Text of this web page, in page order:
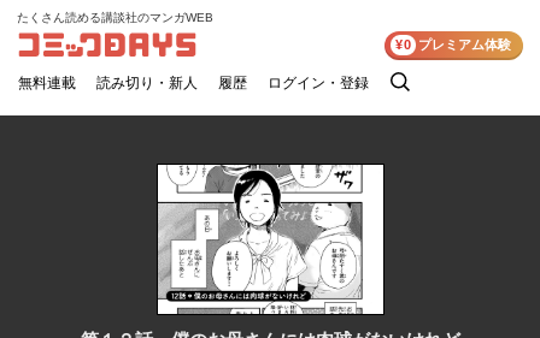
コミックDAYS
たくさん読める講談社のマンガWEB
無料連載 読み切り・新人 履歴 ログイン・登録
検
¥0 プレミアム体験